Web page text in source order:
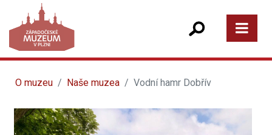
O muzeu Naše muzea Vodní hamr Dobřív